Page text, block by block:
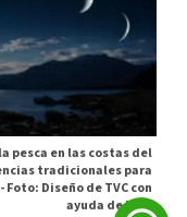
pesca en las costas del
tradicionales para
Foto: Diseño de TVC con
ayuda de la IA